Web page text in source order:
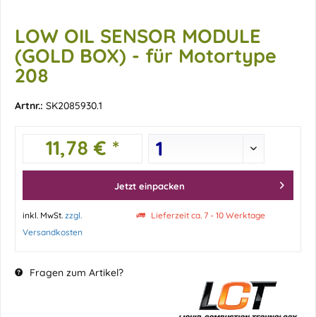
LOW OIL SENSOR MODULE
(GOLD BOX) - für Motortype
208
Artnr.: SK2085930.1
11,78 € *
Jetzt einpacken
inkl. MwSt. zzgl.
Versandkosten
Lieferzeit ca. 7 - 10 Werktage
Fragen zum Artikel?